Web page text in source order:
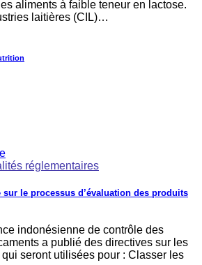
aliments à faible teneur en lactose.
laitières (CIL)…
réglementaires
le processus d’évaluation des produits
indonésienne de contrôle des
a publié des directives sur les
seront utilisées pour : Classer les